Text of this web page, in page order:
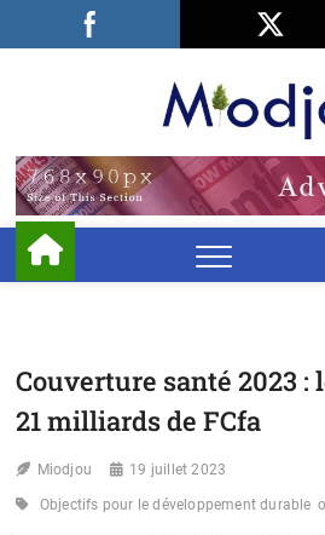
Facebook
LinkedIn
Couverture santé 2023 :
21 milliards de FCfa
Miodjou 19 juillet 2023
Objectifs pour le développement durable